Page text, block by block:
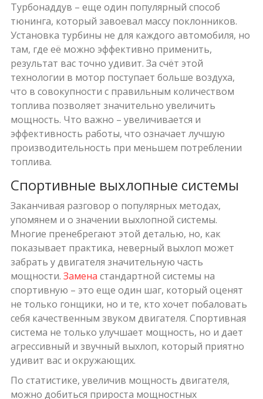
Турбонаддув – еще один популярный способ
тюнинга, который завоевал массу поклонников.
Установка турбины не для каждого автомобиля, но
там, где её можно эффективно применить,
результат вас точно удивит. За счёт этой
технологии в мотор поступает больше воздуха,
что в совокупности с правильным количеством
топлива позволяет значительно увеличить
мощность. Что важно – увеличивается и
эффективность работы, что означает лучшую
производительность при меньшем потреблении
топлива.
Спортивные выхлопные системы
Заканчивая разговор о популярных методах,
упомянем и о значении выхлопной системы.
Многие пренебрегают этой деталью, но, как
показывает практика, неверный выхлоп может
забрать у двигателя значительную часть
мощности. Замена стандартной системы на
спортивную – это еще один шаг, который оценят
не только гонщики, но и те, кто хочет побаловать
себя качественным звуком двигателя. Спортивная
система не только улучшает мощность, но и дает
агрессивный и звучный выхлоп, который приятно
удивит вас и окружающих.
По статистике, увеличив мощность двигателя,
можно добиться прироста мощностных